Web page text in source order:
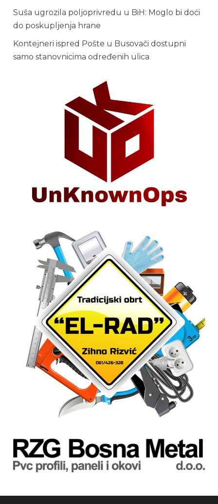
Suša ugrozila poljoprivredu u BiH: Moglo bi doći
do poskupljenja hrane
Kontejneri ispred Pošte u Busovači dostupni
samo stanovnicima određenih ulica